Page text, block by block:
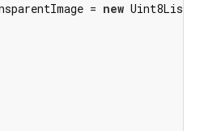
= new